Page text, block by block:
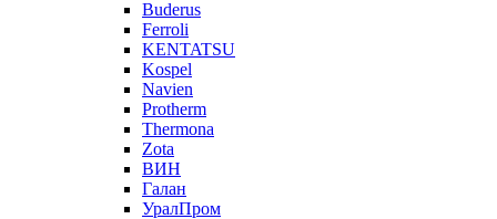
Buderus
Ferroli
KENTATSU
Kospel
Navien
Protherm
Thermona
Zota
ВИН
Галан
УралПром